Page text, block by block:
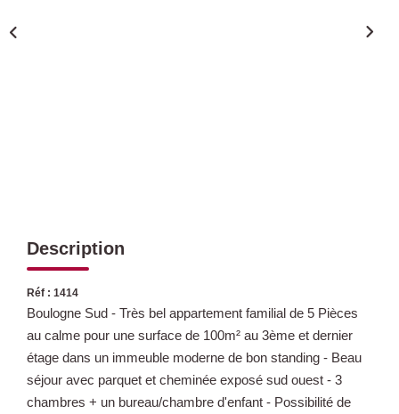
Description
Réf : 1414
Boulogne Sud - Très bel appartement familial de 5 Pièces
au calme pour une surface de 100m² au 3ème et dernier
étage dans un immeuble moderne de bon standing - Beau
séjour avec parquet et cheminée exposé sud ouest - 3
chambres + un bureau/chambre d'enfant - Possibilité de